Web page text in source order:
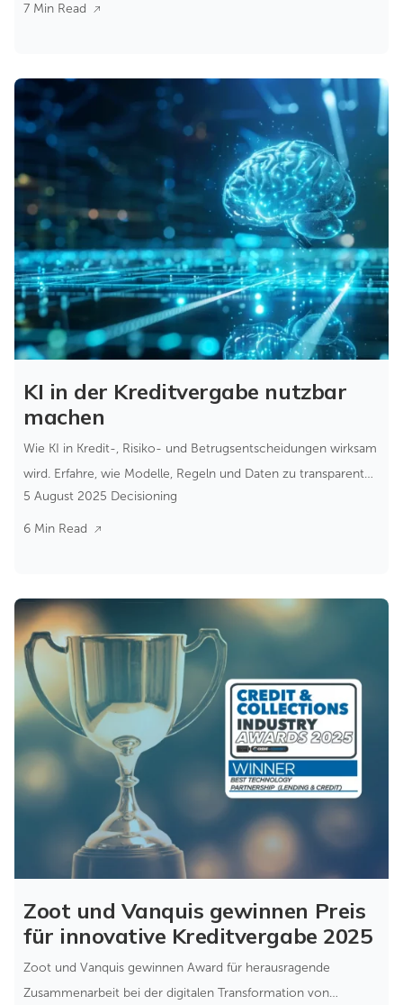
7 Min Read
KI in der Kreditvergabe nutzbar
machen
Wie KI in Kredit-, Risiko- und Betrugsentscheidungen wirksam
wird. Erfahre, wie Modelle, Regeln und Daten zu transparenten
Echtzeit-Entscheidungen zusammenwirken.
5 August 2025 Decisioning
6 Min Read
Zoot und Vanquis gewinnen Preis
für innovative Kreditvergabe 2025
Zoot und Vanquis gewinnen Award für herausragende
Zusammenarbeit bei der digitalen Transformation von